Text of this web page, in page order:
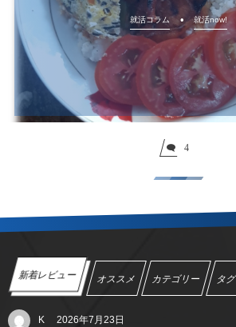
就活コラム 就活now!
4
新着レビュー オススメ カテゴリー タグ
K 2026年7月23日